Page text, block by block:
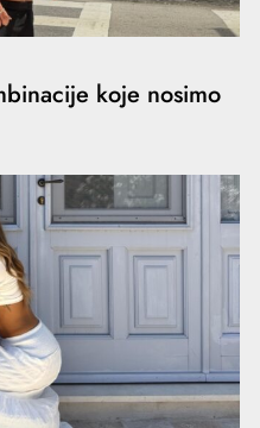
koje nosimo